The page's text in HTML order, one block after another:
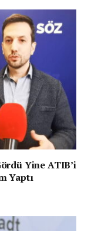
Yine ATIB’i
Yaptı